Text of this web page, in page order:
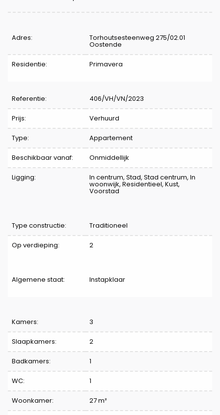
Kenmerken
Adres: Torhoutsesteenweg 275/02.01
Oostende
Residentie: Primavera
Referentie: 406/VH/VN/2023
Prijs: Verhuurd
Type: Appartement
Beschikbaar vanaf: Onmiddellijk
Ligging: In centrum, Stad, Stad centrum, In
woonwijk, Residentieel, Kust,
Voorstad
Type constructie: Traditioneel
Op verdieping: 2
Algemene staat: Instapklaar
Indeling
Kamers: 3
Slaapkamers: 2
Badkamers: 1
WC: 1
Woonkamer: 27 m²